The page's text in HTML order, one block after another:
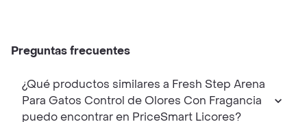
Preguntas frecuentes
¿Qué productos similares a Fresh Step Arena
Para Gatos Control de Olores Con Fragancia
puedo encontrar en PriceSmart Licores?